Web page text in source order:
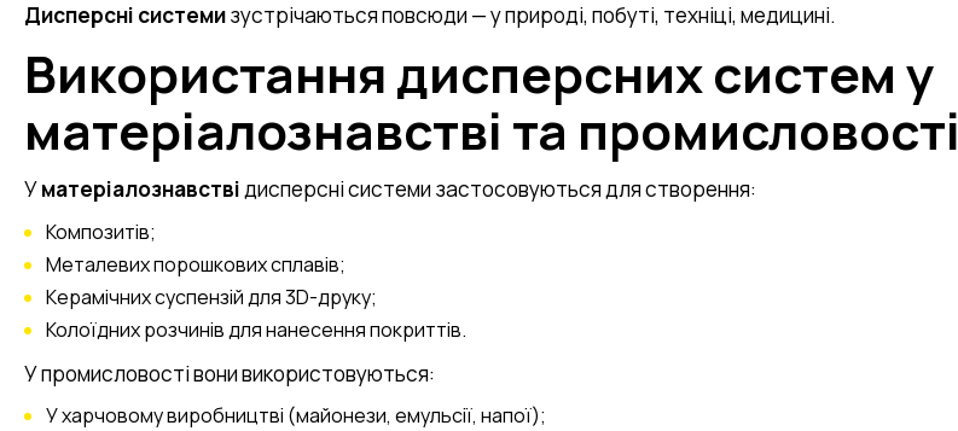
Дисперсні системизустрічаються повсюди — у природі, побуті, техніці, медицині.
Використання дисперсних систем у
матеріалознавстві та промисловості
Уматеріалознавствідисперсні системи застосовуються для створення:
Композитів;
Металевих порошкових сплавів;
Керамічних суспензій для 3D-друку;
Колоїдних розчинів для нанесення покриттів.
У промисловості вони використовуються:
У харчовому виробництві (майонези, емульсії, напої);